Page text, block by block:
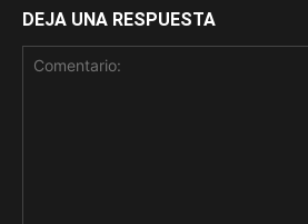
DEJA UNA RESPUESTA